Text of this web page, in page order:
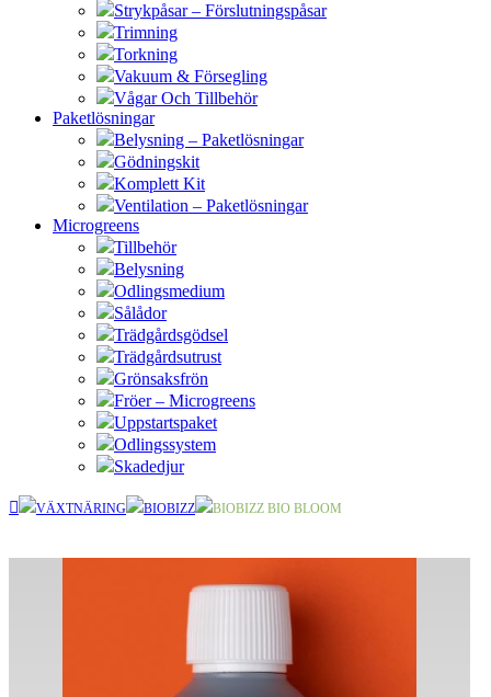
Strykpåsar – Förslutningspåsar
Trimning
Torkning
Vakuum & Försegling
Vågar Och Tillbehör
Paketlösningar
Belysning – Paketlösningar
Gödningskit
Komplett Kit
Ventilation – Paketlösningar
Microgreens
Tillbehör
Belysning
Odlingsmedium
Sålådor
Trädgårdsgödsel
Trädgårdsutrust
Grönsaksfrön
Fröer – Microgreens
Uppstartspaket
Odlingssystem
Skadedjur
VÄXTNÄRING BIOBIZZ BIOBIZZ BIO BLOOM